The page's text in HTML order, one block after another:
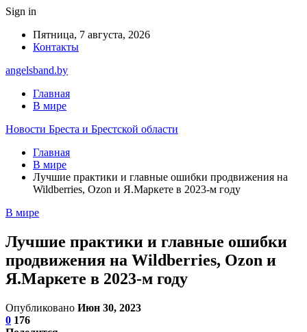
Sign in
Пятница, 7 августа, 2026
Контакты
angelsband.by
Главная
В мире
Новости Бреста и Брестской области
Главная
В мире
Лучшие практики и главные ошибки продвижения на
Wildberries, Ozon и Я.Маркете в 2023-м году
В мире
Лучшие практики и главные ошибки
продвижения на Wildberries, Ozon и
Я.Маркете в 2023-м году
Опубликовано Июн 30, 2023
0 176